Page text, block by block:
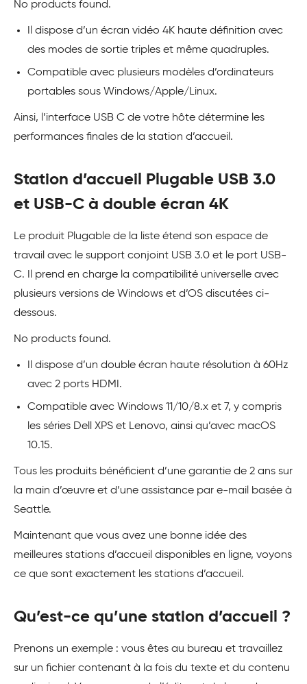
No products found.
Il dispose d’un écran vidéo 4K haute définition avec
des modes de sortie triples et même quadruples.
Compatible avec plusieurs modèles d’ordinateurs
portables sous Windows/Apple/Linux.
Ainsi, l’interface USB C de votre hôte détermine les
performances finales de la station d’accueil.
Station d’accueil Plugable USB 3.0
et USB-C à double écran 4K
Le produit Plugable de la liste étend son espace de
travail avec le support conjoint USB 3.0 et le port USB-
C. Il prend en charge la compatibilité universelle avec
plusieurs versions de Windows et d’OS discutées ci-
dessous.
No products found.
Il dispose d’un double écran haute résolution à 60Hz
avec 2 ports HDMI.
Compatible avec Windows 11/10/8.x et 7, y compris
les séries Dell XPS et Lenovo, ainsi qu’avec macOS
10.15.
Tous les produits bénéficient d’une garantie de 2 ans sur
la main d’œuvre et d’une assistance par e-mail basée à
Seattle.
Maintenant que vous avez une bonne idée des
meilleures stations d’accueil disponibles en ligne, voyons
ce que sont exactement les stations d’accueil.
Qu’est-ce qu’une station d’accueil ?
Prenons un exemple : vous êtes au bureau et travaillez
sur un fichier contenant à la fois du texte et du contenu